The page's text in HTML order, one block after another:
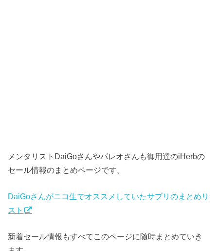
メンタリストDaiGoさんやパレオさんも御用達のiHerbの
セール情報のまとめページです。
DaiGoさんがニコ生でオススメしていたサプリのまとめリ
スト
新着セール情報もすべてこのページに随時まとめていき